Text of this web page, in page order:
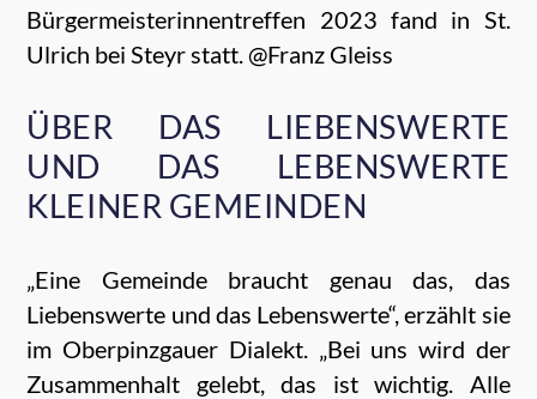
Bürgermeisterinnentreffen 2023 fand in St.
Ulrich bei Steyr statt. @Franz Gleiss
ÜBER DAS LIEBENSWERTE
UND DAS LEBENSWERTE
KLEINER GEMEINDEN
„Eine Gemeinde braucht genau das, das
Liebenswerte und das Lebenswerte“, erzählt sie
im Oberpinzgauer Dialekt. „Bei uns wird der
Zusammenhalt gelebt, das ist wichtig. Alle